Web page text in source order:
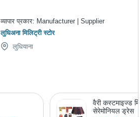
व्यापार प्रकार: Manufacturer | Supplier
लुधिअना मिलिट्री स्टोर
लुधियाना
वैरी कस्टमाइज्ड
सेरेमोनियल ड्रेस